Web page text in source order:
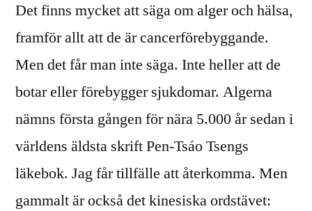
hälsa
Det finns mycket att säga om alger och hälsa,
framför allt att de är cancerförebyggande.
Men det får man inte säga. Inte heller att de
botar eller förebygger sjukdomar. Algerna
nämns första gången för nära 5.000 år sedan i
världens äldsta skrift Pen-Tsáo Tsengs
läkebok. Jag får tillfälle att återkomma. Men
gammalt är också det kinesiska ordstävet: